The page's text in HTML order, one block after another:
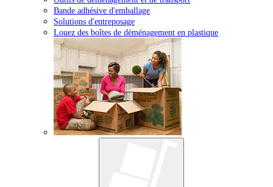
Bande adhésive d'emballage
Solutions d'entreposage
Louez des boîtes de déménagement en plastique